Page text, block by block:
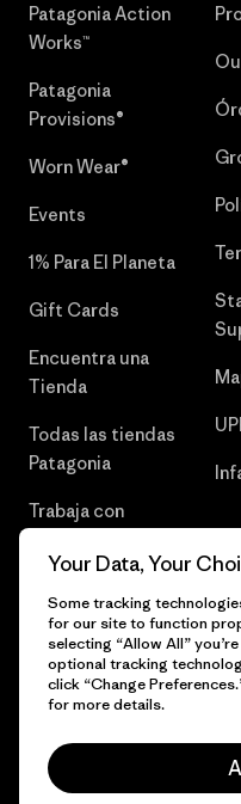
Patagonia Action
Works™
Patagonia
Provisions®
Worn Wear®
Events
1% Para El Planeta
Gift Cards
Encuentra una
Tienda
Todas las tiendas
Patagonia
Trabaja con
© 2026 Patagonia, Inc. Todos
Your Data, Your
Some tracking
for our site to function
selecting “Allow All”
optional tracking
click “Change
for more details.